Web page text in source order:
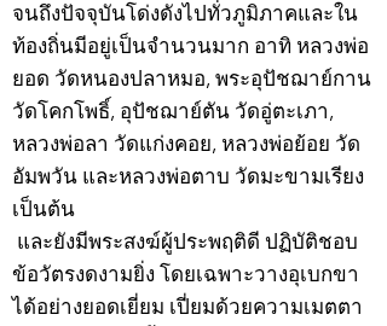
จนถึงปัจจุบันโด่งดังไปทั่วภูมิภาคและใน
ท้องถิ่นมีอยู่เป็นจำนวนมาก อาทิ หลวงพ่อ
ยอด วัดหนองปลาหมอ, พระอุปัชฌาย์กาน
วัดโคกโพธิ์, อุปัชฌาย์ตัน วัดอู่ตะเภา,
หลวงพ่อลา วัดแก่งคอย, หลวงพ่อย้อย วัด
อัมพวัน และหลวงพ่อตาบ วัดมะขามเรียง
เป็นต้น
และยังมีพระสงฆ์ผู้ประพฤติดี ปฏิบัติชอบ
ข้อวัตรงดงามยิ่ง โดยเฉพาะวางอุเบกขา
ได้อย่างยอดเยี่ยม เปี่ยมด้วยความเมตตา